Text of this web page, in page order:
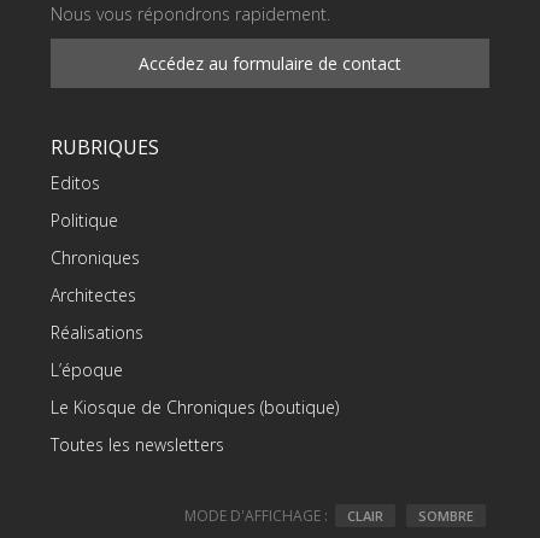
Nous vous répondrons rapidement.
Accédez au formulaire de contact
RUBRIQUES
Editos
Politique
Chroniques
Architectes
Réalisations
L’époque
Le Kiosque de Chroniques (boutique)
Toutes les newsletters
MODE D'AFFICHAGE : CLAIR SOMBRE